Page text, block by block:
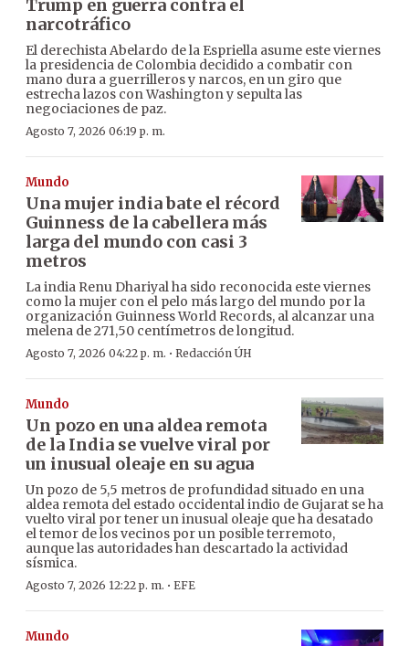
Trump en guerra contra el
narcotráfico
El derechista Abelardo de la Espriella asume este viernes
la presidencia de Colombia decidido a combatir con
mano dura a guerrilleros y narcos, en un giro que
estrecha lazos con Washington y sepulta las
negociaciones de paz.
Agosto 7, 2026 06:19 p. m.
Mundo
Una mujer india bate el récord
Guinness de la cabellera más
larga del mundo con casi 3
metros
La india Renu Dhariyal ha sido reconocida este viernes
como la mujer con el pelo más largo del mundo por la
organización Guinness World Records, al alcanzar una
melena de 271,50 centímetros de longitud.
Agosto 7, 2026 04:22 p. m. · Redacción ÚH
Mundo
Un pozo en una aldea remota
de la India se vuelve viral por
un inusual oleaje en su agua
Un pozo de 5,5 metros de profundidad situado en una
aldea remota del estado occidental indio de Gujarat se ha
vuelto viral por tener un inusual oleaje que ha desatado
el temor de los vecinos por un posible terremoto,
aunque las autoridades han descartado la actividad
sísmica.
Agosto 7, 2026 12:22 p. m. · EFE
Mundo